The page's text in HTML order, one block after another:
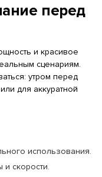
перед
и красивое
сценариям.
утром перед
для аккуратной
использования.
скорости.